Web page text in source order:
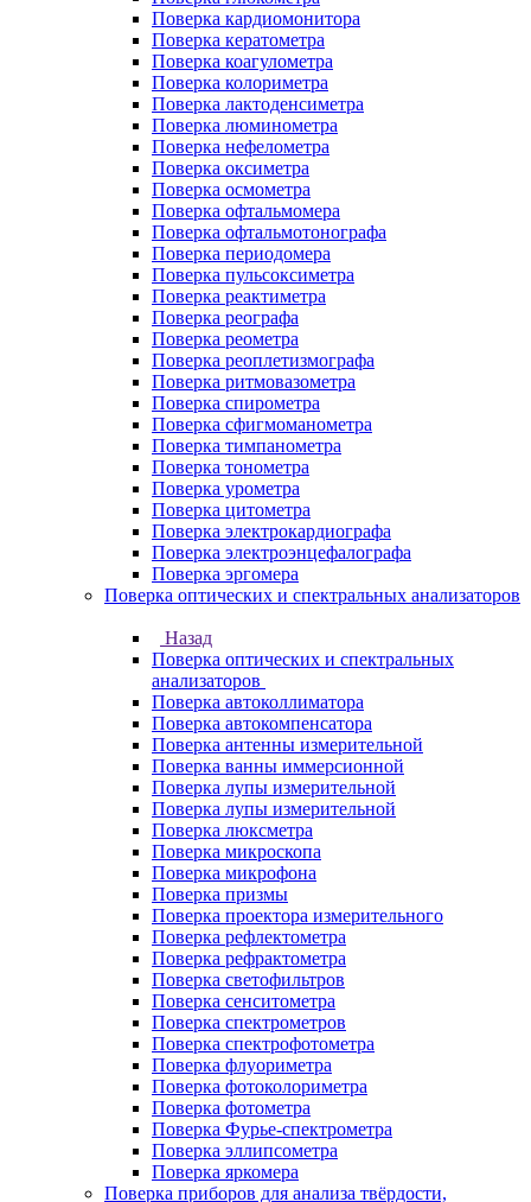
Поверка кардиомонитора
Поверка кератометра
Поверка коагулометра
Поверка колориметра
Поверка лактоденсиметра
Поверка люминометра
Поверка нефелометра
Поверка оксиметра
Поверка осмометра
Поверка офтальмомера
Поверка офтальмотонографа
Поверка периодомера
Поверка пульсоксиметра
Поверка реактиметра
Поверка реографа
Поверка реометра
Поверка реоплетизмографа
Поверка ритмовазометра
Поверка спирометра
Поверка сфигмоманометра
Поверка тимпанометра
Поверка тонометра
Поверка урометра
Поверка цитометра
Поверка электрокардиографа
Поверка электроэнцефалографа
Поверка эргомера
Поверка оптических и спектральных анализаторов
Назад
Поверка оптических и спектральных
анализаторов
Поверка автоколлиматора
Поверка автокомпенсатора
Поверка антенны измерительной
Поверка ванны иммерсионной
Поверка лупы измерительной
Поверка лупы измерительной
Поверка люксметра
Поверка микроскопа
Поверка микрофона
Поверка призмы
Поверка проектора измерительного
Поверка рефлектометра
Поверка рефрактометра
Поверка светофильтров
Поверка сенситометра
Поверка спектрометров
Поверка спектрофотометра
Поверка флуориметра
Поверка фотоколориметра
Поверка фотометра
Поверка Фурье-спектрометра
Поверка эллипсометра
Поверка яркомера
Поверка приборов для анализа твёрдости,